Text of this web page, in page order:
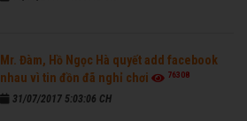
Mr. Đàm, Hồ Ngọc Hà quyết add facebook
nhau vì tin đồn đã nghỉ chơi
76308
31/07/2017 5:03:06 CH